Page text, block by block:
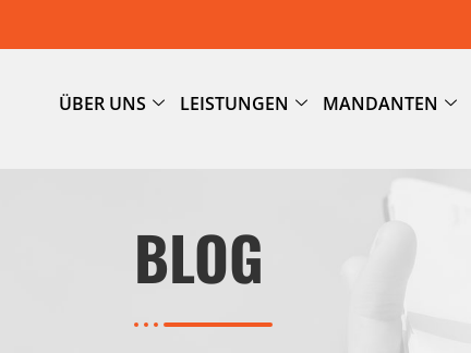
ÜBER UNS LEISTUNGEN MANDANTEN
BLOG